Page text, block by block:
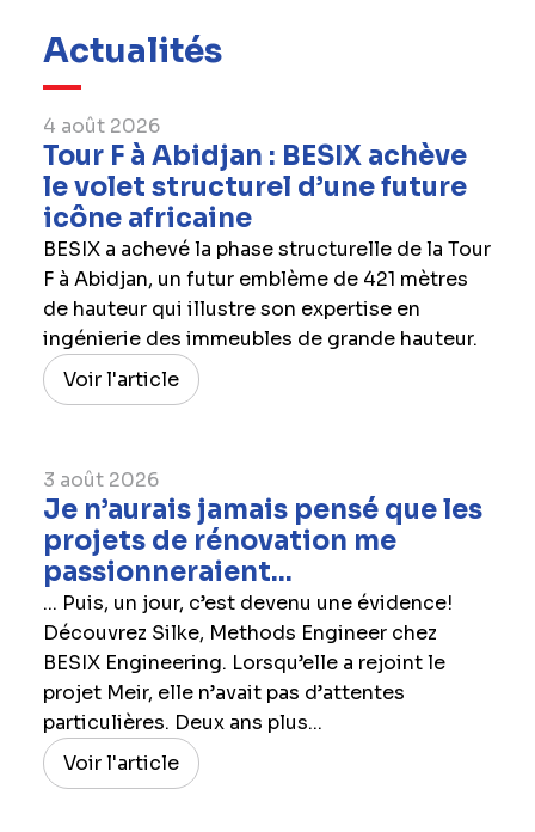
Actualités
4 août 2026
Tour F à Abidjan : BESIX achève
le volet structurel d’une future
icône africaine
BESIX a achevé la phase structurelle de la Tour
F à Abidjan, un futur emblème de 421 mètres
de hauteur qui illustre son expertise en
ingénierie des immeubles de grande hauteur.
Voir l'article
3 août 2026
Je n’aurais jamais pensé que les
projets de rénovation me
passionneraient...
... Puis, un jour, c’est devenu une évidence!
Découvrez Silke, Methods Engineer chez
BESIX Engineering. Lorsqu’elle a rejoint le
projet Meir, elle n’avait pas d’attentes
particulières. Deux ans plus...
Voir l'article